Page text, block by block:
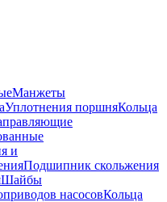
Манжеты
Уплотнения поршняКольца
и
Подшипник скольжения
Шайбы
насосовКольца